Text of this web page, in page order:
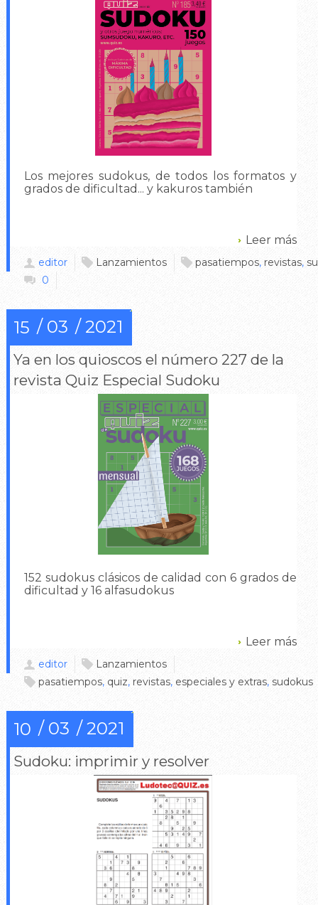
Los mejores sudokus, de todos los formatos y
grados de dificultad... y kakuros también
Leer más
editor Lanzamientos pasatiempos, revistas,
0
15 03 2021
Ya en los quioscos el número 227 de la
revista Quiz Especial Sudoku
152 sudokus clásicos de calidad con 6 grados de
dificultad y 16 alfasudokus
Leer más
editor
Lanzamientos
pasatiempos, quiz, revistas, especiales y extras, sudokus
10 03 2021
Sudoku: imprimir y resolver